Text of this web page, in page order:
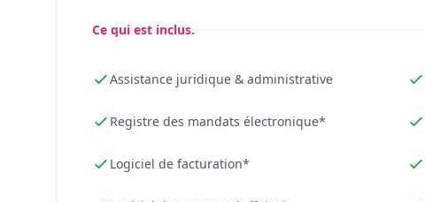
Ce qui est inclus.
Assistance juridique & administrative
Registre des mandats électronique*
Logiciel de facturation*